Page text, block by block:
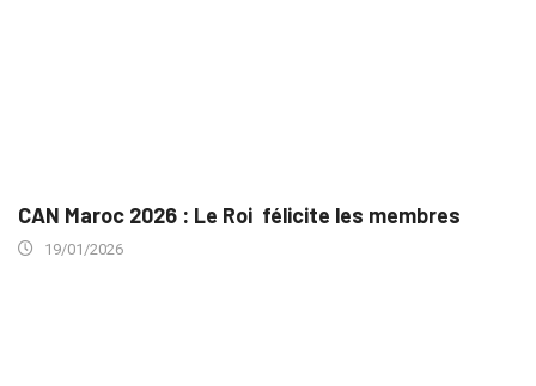
CAN Maroc 2026 : Le Roi félicite les membres
19/01/2026